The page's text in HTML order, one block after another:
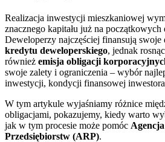
Realizacja inwestycji mieszkaniowej
znacznego kapitału już na początkowych
Deweloperzy najczęściej finansują swoje
kredytu deweloperskiego, jednak
również emisja obligacji
swoje zalety i ograniczenia – wybór
inwestycji, kondycji finansowej
W tym artykule wyjaśniamy różnice
obligacjami, pokazujemy, kiedy warto
jak w tym procesie może pomóc
Przedsiębiorstw (ARP).